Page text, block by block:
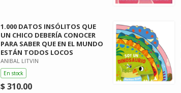
1.000 DATOS INSÓLITOS QUE
UN CHICO DEBERÍA CONOCER
PARA SABER QUE EN EL MUNDO
ESTÁN TODOS LOCOS
ANIBAL LITVIN
En stock
$ 310.00